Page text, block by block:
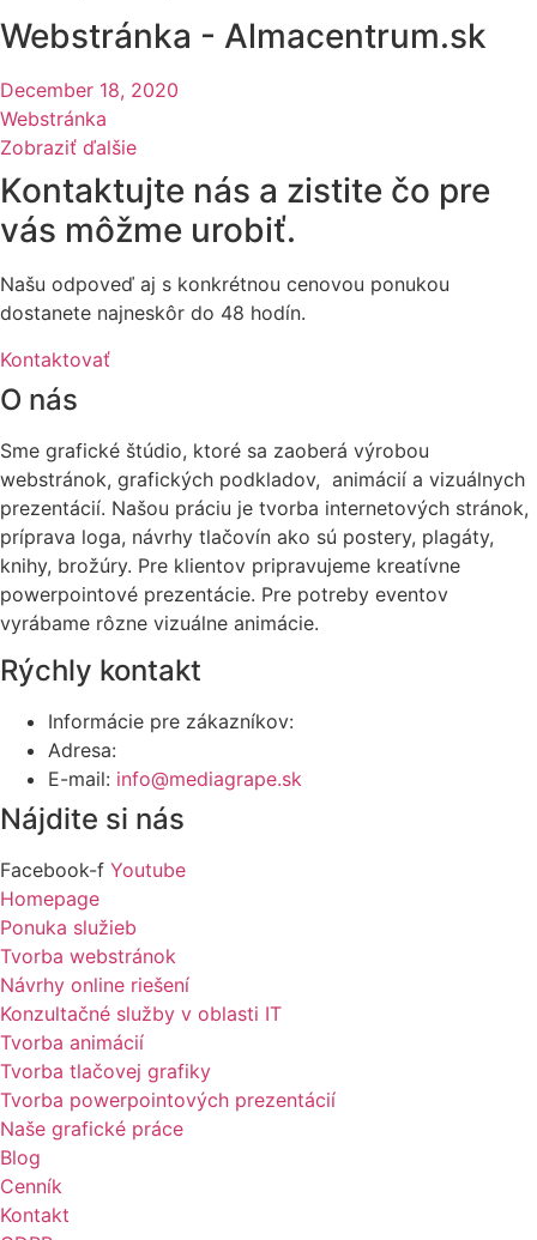
Webstránka - Almacentrum.sk
December 18, 2020
Webstránka
Zobraziť ďalšie
Kontaktujte nás a zistite čo pre
vás môžme urobiť.
Našu odpoveď aj s konkrétnou cenovou ponukou
dostanete najneskôr do 48 hodín.
Kontaktovať
O nás
Sme grafické štúdio, ktoré sa zaoberá výrobou
webstránok, grafických podkladov, animácií a vizuálnych
prezentácií. Našou práciu je tvorba internetových stránok,
príprava loga, návrhy tlačovín ako sú postery, plagáty,
knihy, brožúry. Pre klientov pripravujeme kreatívne
powerpointové prezentácie. Pre potreby eventov
vyrábame rôzne vizuálne animácie.
Rýchly kontakt
Informácie pre zákazníkov:
Adresa:
E-mail: info@mediagrape.sk
Nájdite si nás
Facebook-f Youtube
Homepage
Ponuka služieb
Tvorba webstránok
Návrhy online riešení
Konzultačné služby v oblasti IT
Tvorba animácií
Tvorba tlačovej grafiky
Tvorba powerpointových prezentácií
Naše grafické práce
Blog
Cenník
Kontakt